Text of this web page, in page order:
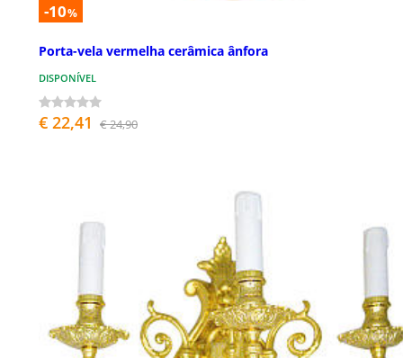
-10%
Porta-vela vermelha cerâmica ânfora
DISPONÍVEL
€ 22,41 € 24,90